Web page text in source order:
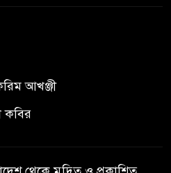
আখঞ্জী
কবির